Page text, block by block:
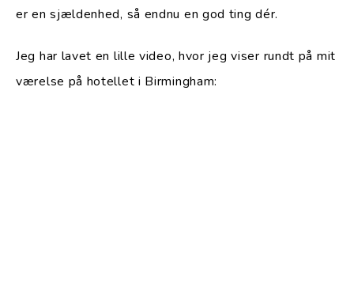
er en sjældenhed, så endnu en god ting dér.
Jeg har lavet en lille video, hvor jeg viser rundt på mit
værelse på hotellet i Birmingham: